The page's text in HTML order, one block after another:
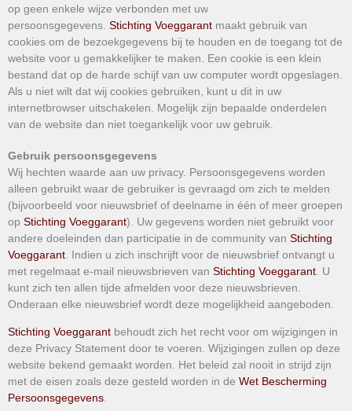
op geen enkele wijze verbonden met uw
persoonsgegevens. Stichting Voeggarant maakt gebruik van
cookies om de bezoekgegevens bij te houden en de toegang tot de
website voor u gemakkelijker te maken. Een cookie is een klein
bestand dat op de harde schijf van uw computer wordt opgeslagen.
Als u niet wilt dat wij cookies gebruiken, kunt u dit in uw
internetbrowser uitschakelen. Mogelijk zijn bepaalde onderdelen
van de website dan niet toegankelijk voor uw gebruik.
Gebruik persoonsgegevens
Wij hechten waarde aan uw privacy. Persoonsgegevens worden
alleen gebruikt waar de gebruiker is gevraagd om zich te melden
(bijvoorbeeld voor nieuwsbrief of deelname in één of meer groepen
op Stichting Voeggarant). Uw gegevens worden niet gebruikt voor
andere doeleinden dan participatie in de community van Stichting
Voeggarant . Indien u zich inschrijft voor de nieuwsbrief ontvangt u
met regelmaat e-mail nieuwsbrieven van Stichting Voeggarant . U
kunt zich ten allen tijde afmelden voor deze nieuwsbrieven.
Onderaan elke nieuwsbrief wordt deze mogelijkheid aangeboden.
Stichting Voeggarant behoudt zich het recht voor om wijzigingen in
deze Privacy Statement door te voeren. Wijzigingen zullen op deze
website bekend gemaakt worden. Het beleid zal nooit in strijd zijn
met de eisen zoals deze gesteld worden in de Wet Bescherming
Persoonsgegevens